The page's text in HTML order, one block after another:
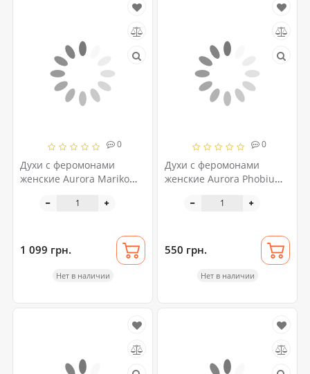
0
Духи с феромонами
женские Aurora Mariko
1 099 грн.
Нет в наличии
0
Духи с феромонами
женские Aurora Phobium
550 грн.
Нет в наличии